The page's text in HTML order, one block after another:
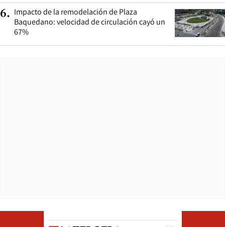
6. Impacto de la remodelación de Plaza
Baquedano: velocidad de circulación cayó un
67%